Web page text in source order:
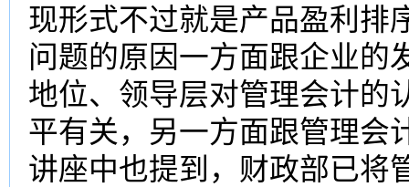
现形式不过就是产品盈利排
问题的原因一方面跟企业的
地位、领导层对管理会计的
平有关，另一方面跟管理会
讲座中也提到，财政部已将